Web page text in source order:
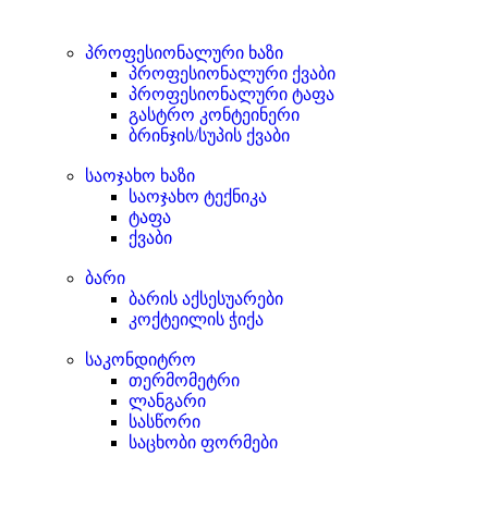
პროფესიონალური ხაზი
პროფესიონალური ქვაბი
პროფესიონალური ტაფა
გასტრო კონტეინერი
ბრინჯის/სუპის ქვაბი
საოჯახო ხაზი
საოჯახო ტექნიკა
ტაფა
ქვაბი
ბარი
ბარის აქსესუარები
კოქტეილის ჭიქა
საკონდიტრო
თერმომეტრი
ლანგარი
სასწორი
საცხობი ფორმები